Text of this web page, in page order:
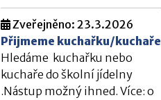
Zveřejněno: 23.3.2026
Přijmeme kuchařku/kuchaře
Hledáme kuchařku nebo
kuchaře do školní jídelny
.Nástup možný ihned. Více: o